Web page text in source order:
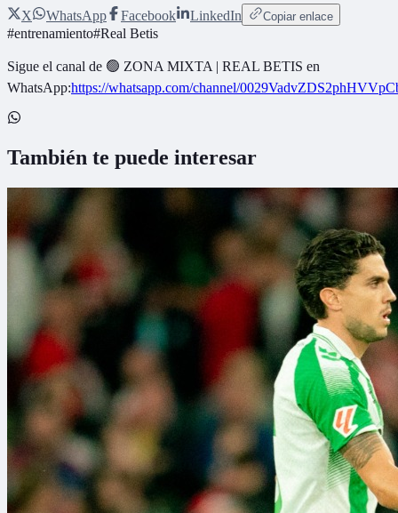
X WhatsApp Facebook LinkedIn Copiar enlace
#entrenamiento#Real Betis
Sigue el canal de 🟢 ZONA MIXTA | REAL BETIS en
WhatsApp:https://whatsapp.com/channel/
También te puede interesar